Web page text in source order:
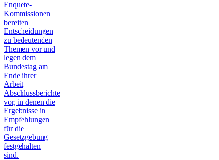
Enquete-
Kommissionen
bereiten
Entscheidungen
zu bedeutenden
Themen vor und
legen dem
Bundestag am
Ende ihrer
Arbeit
Abschlussberichte
vor, in denen die
Ergebnisse in
Empfehlungen
für die
Gesetzgebung
festgehalten
sind.